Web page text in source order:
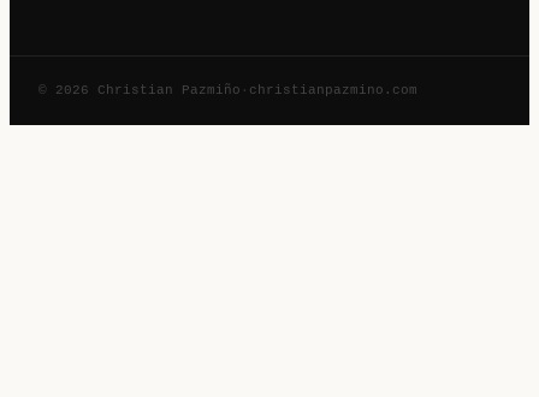
© 2026 Christian Pazmiño · christianpazmino.com